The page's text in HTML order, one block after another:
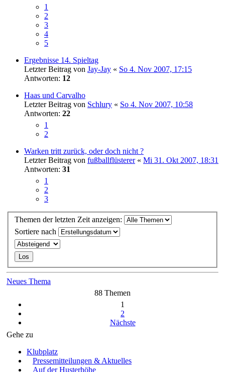
1
2
3
4
5
Ergebnisse 14. Spieltag
Letzter Beitrag von Jay-Jay « So 4. Nov 2007, 17:15
Antworten: 12
Haas und Carvalho
Letzter Beitrag von Schlury « So 4. Nov 2007, 10:58
Antworten: 22
1
2
Warken tritt zurück, oder doch nicht ?
Letzter Beitrag von fußballflüsterer« Mi 31. Okt 2007, 18:31
Antworten: 31
1
2
3
Themen der letzten Zeit anzeigen:
Sortiere nach
Neues Thema
88 Themen
1
2
Nächste
Gehe zu
Klubplatz
Pressemitteilungen & Aktuelles
Auf der Husterhöhe